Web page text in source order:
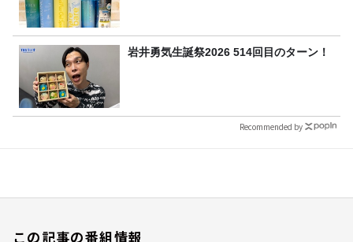
岩井勇気生誕祭2026 514回目のターン！
Recommended by
この記事の番組情報